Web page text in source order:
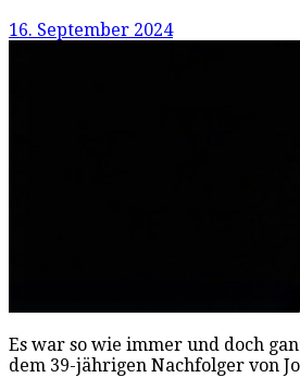
16. September 2024
Es war so wie immer und doch
dem 39-jährigen Nachfolger von